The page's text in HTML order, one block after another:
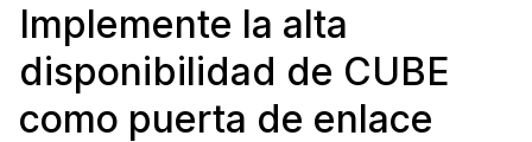
Implemente la alta
disponibilidad de CUBE
como puerta de enlace